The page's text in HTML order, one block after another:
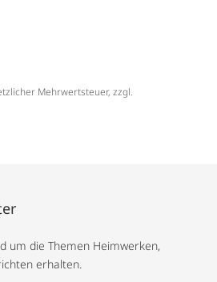
Mehrwertsteuer, zzgl.
um die Themen Heimwerken,
erhalten.